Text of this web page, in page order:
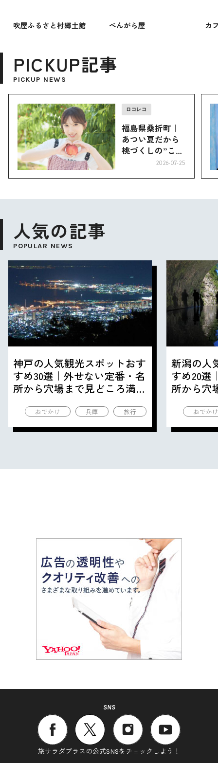
吹屋ふるさと村郷土館 べんがら屋 カ
PICKUP記事
PICKUP NEWS
ロコレコ
福島県桑折町｜
あつい夏だから
桃づくしの”こお
2026-07-25
人気の記事
POPULAR NEWS
神戸の人気観光スポットおす
すめ30選｜外せない定番・名
所から穴場まで見どころ満載
おでかけ 兵庫 旅行
新潟の人
すめ20選
所から穴
おでか
SNS
旅サラダプラスの公式SNSをチェックしよう！